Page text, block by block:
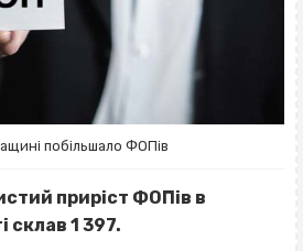
побільшало ФОПів
приріст ФОПів в
склав 1 397.